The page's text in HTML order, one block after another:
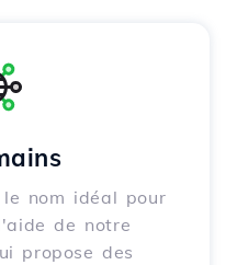
nom idéal pour
de notre
propose des